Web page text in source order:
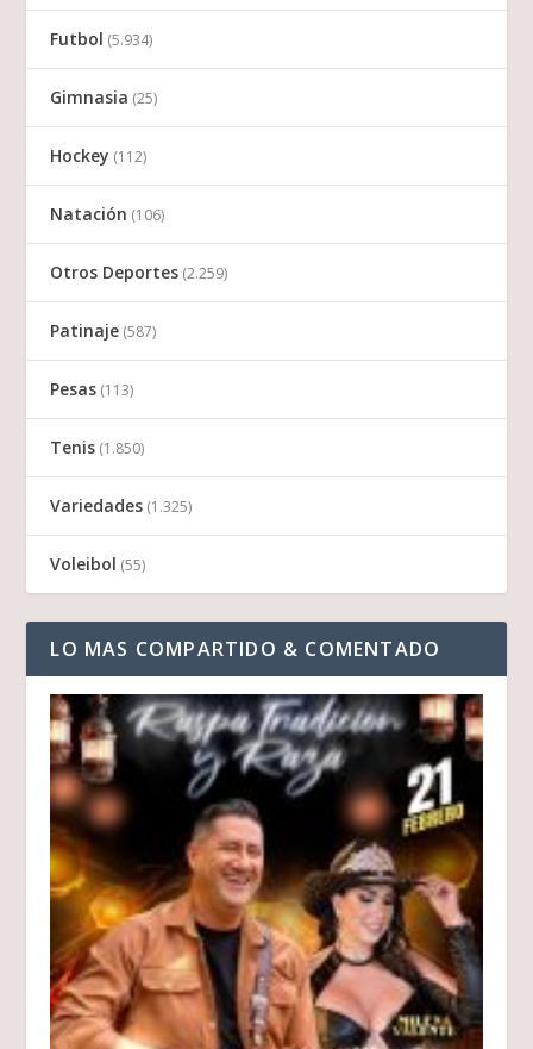
Futbol (5.934)
Gimnasia (25)
Hockey (112)
Natación (106)
Otros Deportes (2.259)
Patinaje (587)
Pesas (113)
Tenis (1.850)
Variedades (1.325)
Voleibol (55)
LO MAS COMPARTIDO & COMENTADO